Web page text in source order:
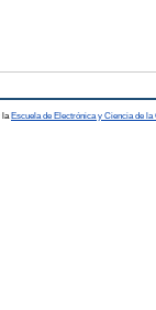
la Escuela de Electrónica y Ciencia de la